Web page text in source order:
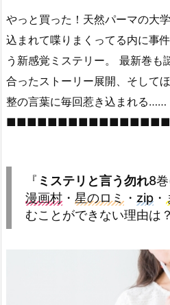
やっと買った！天然パーマの大
込まれて喋りまくってる内に事
う新感覚ミステリー。 最新巻も
合ったストーリー展開、そして
整の言葉に毎回惹き込まれる……
『 ミステリと言う勿れ8
漫画村 ・ 星のロミ ・ zip ・
むことができない理由は？